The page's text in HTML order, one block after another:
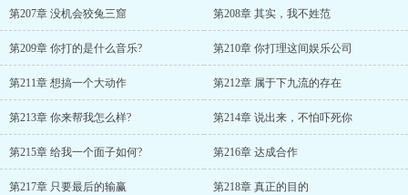
第207章 没机会狡兔三窟 第208章 其实，我不姓范
第209章 你打的是什么音乐? 第210章 你打理这间娱乐公司
第211章 想搞一个大动作 第212章 属于下九流的存在
第213章 你来帮我怎么样? 第214章 说出来，不怕吓死你
第215章 给我一个面子如何? 第216章 达成合作
第217章 只要最后的输赢 第218章 真正的目的